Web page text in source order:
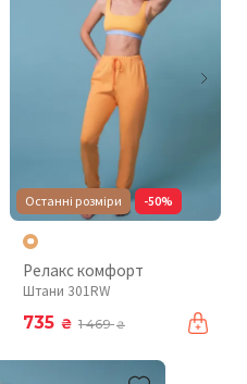
Останні розміри -50%
Релакс комфорт
Штани 301RW
735 ₴ 1 469₴